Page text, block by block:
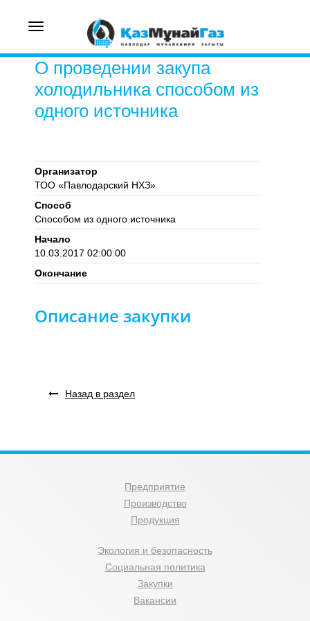
Toggle
О проведении закупа
холодильника способом из
одного источника
Организатор
ТОО «Павлодарский НХЗ»
Способ
Способом из одного источника
Начало
10.03.2017 02:00:00
Окончание
Описание закупки
Назад в раздел
Предприятие
Производство
Продукция
Экология и безопасность
Социальная политика
Закупки
Вакансии